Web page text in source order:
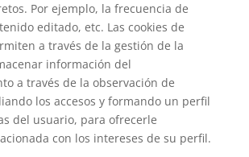
Por ejemplo, la frecuencia de
editado, etc. Las cookies de
a través de la gestión de la
información del
a través de la observación de
los accesos y formando un perfil
del usuario, para ofrecerle
con los intereses de su perfil.